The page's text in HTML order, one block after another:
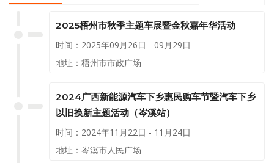
2025梧州市秋季主题车展暨金秋嘉年华活动
时间：2025年09月26日 - 09月29日
地址：梧州市市政广场
2024广西新能源汽车下乡惠民购车节暨汽车下乡
以旧换新主题活动（岑溪站）
时间：2024年11月22日 - 11月24日
地址：岑溪市人民广场